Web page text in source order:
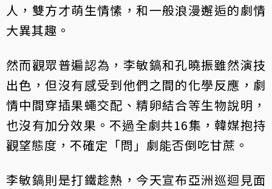
人，雙方才萌生情愫，和一般浪漫邂逅的劇情
大異其趣。
然而觀眾普遍認為，李敏鎬和孔曉振雖然演技
出色，但沒有感受到他們之間的化學反應，劇
情中間穿插果蠅交配、精卵結合等生物說明，
也沒有加分效果。不過全劇共16集，韓媒抱持
觀望態度，不確定「問」劇能否倒吃甘蔗。
李敏鎬則是打鐵趁熱，今天宣布亞洲巡迴見面